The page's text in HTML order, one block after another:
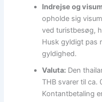
Indrejse og
opholde sig
ved turistbesøg,
Husk gyldigt pas
gyldighed.
Valuta: Den
THB svarer til ca.
Kontantbetaling